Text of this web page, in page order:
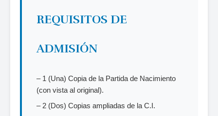
REQUISITOS DE
ADMISIÓN
– 1 (Una) Copia de la Partida de Nacimiento
(con vista al original).
– 2 (Dos) Copias ampliadas de la C.I.